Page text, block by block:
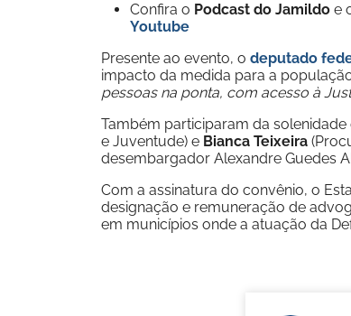
Confira o Podcast do Jamildo e
Youtube
Presente ao evento, o deputado
impacto da medida para a
pessoas na ponta, com acesso à
Também participaram da
e Juventude) e Bianca Teixeira
desembargador Alexandre Guedes
Com a assinatura do convênio, o
designação e remuneração de
em municípios onde a atuação da